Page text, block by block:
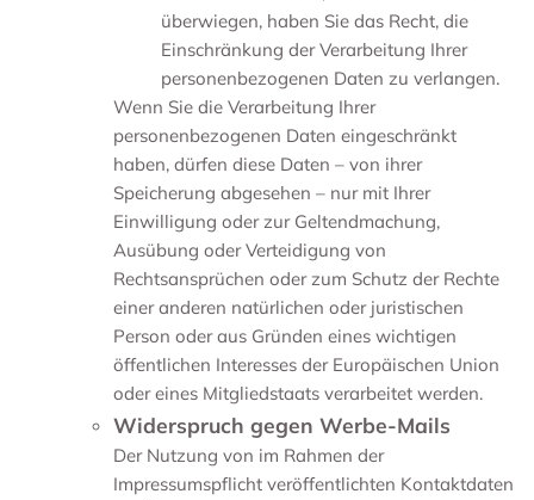
überwiegen, haben Sie das Recht, die
Einschränkung der Verarbeitung Ihrer
personenbezogenen Daten zu verlangen.
Wenn Sie die Verarbeitung Ihrer
personenbezogenen Daten eingeschränkt
haben, dürfen diese Daten – von ihrer
Speicherung abgesehen – nur mit Ihrer
Einwilligung oder zur Geltendmachung,
Ausübung oder Verteidigung von
Rechtsansprüchen oder zum Schutz der Rechte
einer anderen natürlichen oder juristischen
Person oder aus Gründen eines wichtigen
öffentlichen Interesses der Europäischen Union
oder eines Mitgliedstaats verarbeitet werden.
Widerspruch gegen Werbe-Mails
Der Nutzung von im Rahmen der
Impressumspflicht veröffentlichten Kontaktdaten